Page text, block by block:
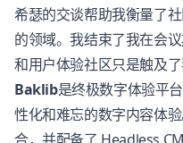
希瑟的交谈帮助我衡量了
的领域。我结束了我在会
和用户体验社区只是触及
Baklib是终极数字体验平
性化和难忘的数字内容体